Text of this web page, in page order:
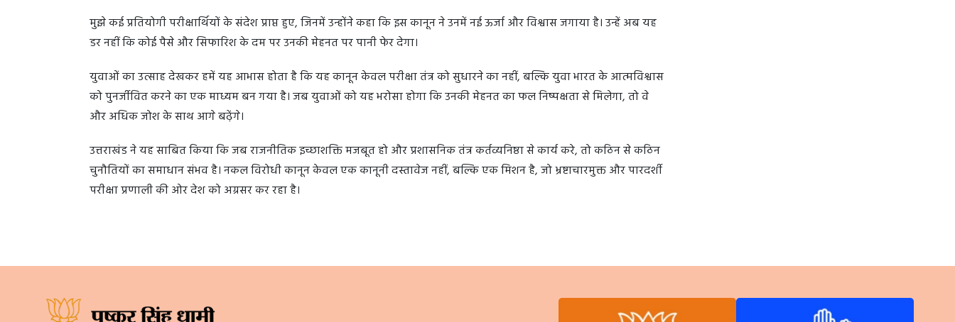
मुझे कई प्रतियोगी परीक्षार्थियों के संदेश प्राप्त हुए, जिनमें उन्होंने कहा कि इस कानून ने उनमें नई ऊर्जा और विश्वास जगाया है। उन्हें अब यह
डर नहीं कि कोई पैसे और सिफारिश के दम पर उनकी मेहनत पर पानी फेर देगा।
युवाओं का उत्साह देखकर हमें यह आभास होता है कि यह कानून केवल परीक्षा तंत्र को सुधारने का नहीं, बल्कि युवा भारत के आत्मविश्वास
को पुनर्जीवित करने का एक माध्यम बन गया है। जब युवाओं को यह भरोसा होगा कि उनकी मेहनत का फल निष्पक्षता से मिलेगा, तो वे
और अधिक जोश के साथ आगे बढ़ेंगे।
उत्तराखंड ने यह साबित किया कि जब राजनीतिक इच्छाशक्ति मजबूत हो और प्रशासनिक तंत्र कर्तव्यनिष्ठा से कार्य करे, तो कठिन से कठिन
चुनौतियों का समाधान संभव है। नकल विरोधी कानून केवल एक कानूनी दस्तावेज नहीं, बल्कि एक मिशन है, जो भ्रष्टाचारमुक्त और पारदर्शी
परीक्षा प्रणाली की ओर देश को अग्रसर कर रहा है।